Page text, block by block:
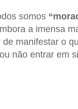
somos
a imensa
manifestar o
não entrar em